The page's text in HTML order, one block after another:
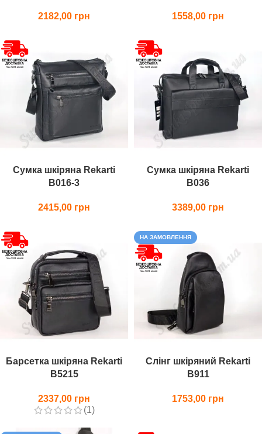
2182,00 1558,00
Сумка шкіряна Rekarti
В016-3
2415,00
Сумка шкіряна Rekarti
В036
3389,00
Барсетка шкіряна Rekarti
В5215
2337,00
(1)
НА ЗАМОВЛЕННЯ
Слінг шкіряний Rekarti
В911
1753,00